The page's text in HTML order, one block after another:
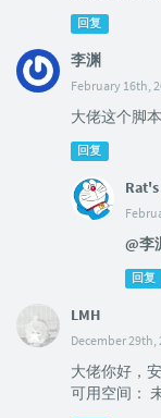
回复
李渊
February 16th,
大佬这个脚
回复
Rat's
@李
回复
LMH
December 29th,
大佬你好，
可用空间：